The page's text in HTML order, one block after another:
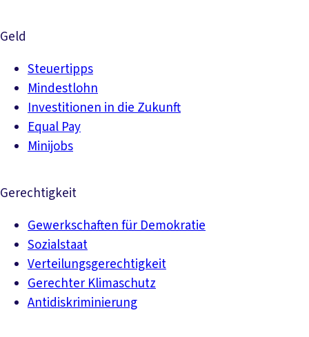
Geld
Steuertipps
Mindestlohn
Investitionen in die Zukunft
Equal Pay
Minijobs
Gerechtigkeit
Gewerkschaften für Demokratie
Sozialstaat
Verteilungsgerechtigkeit
Gerechter Klimaschutz
Antidiskriminierung